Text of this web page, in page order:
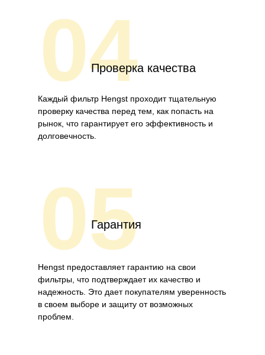
04Проверка качества
Каждый фильтр Hengst проходит тщательную
проверку качества перед тем, как попасть на
рынок, что гарантирует его эффективность и
долговечность.
05
Гарантия
Hengst предоставляет гарантию на свои
фильтры, что подтверждает их качество и
надежность. Это дает покупателям уверенность
в своем выборе и защиту от возможных
проблем.